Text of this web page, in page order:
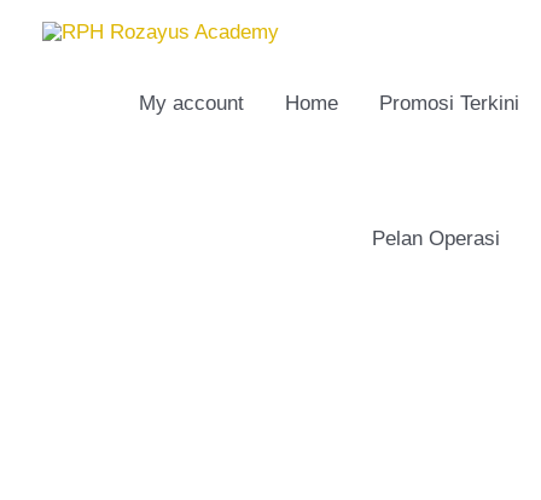
My account
Home Promosi Terkini
Pelan Operasi